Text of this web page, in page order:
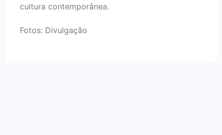
cultura contemporânea.
Fotos: Divulgação